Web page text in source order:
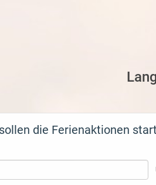
die Ferienaktionen